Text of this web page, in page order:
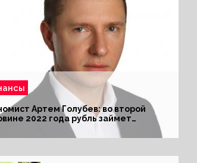
Артем Голубев: во второй
2022 года рубль займет
курс